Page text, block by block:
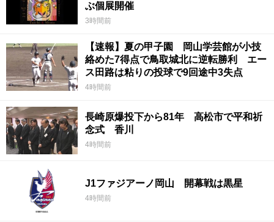
ぶ個展開催
3時間前
【速報】夏の甲子園 岡山学芸館が小技
絡めた7得点で鳥取城北に逆転勝利 エー
ス田路は粘りの投球で9回途中3失点
4時間前
長崎原爆投下から81年 高松市で平和祈
念式 香川
4時間前
J1ファジアーノ岡山 開幕戦は黒星
4時間前